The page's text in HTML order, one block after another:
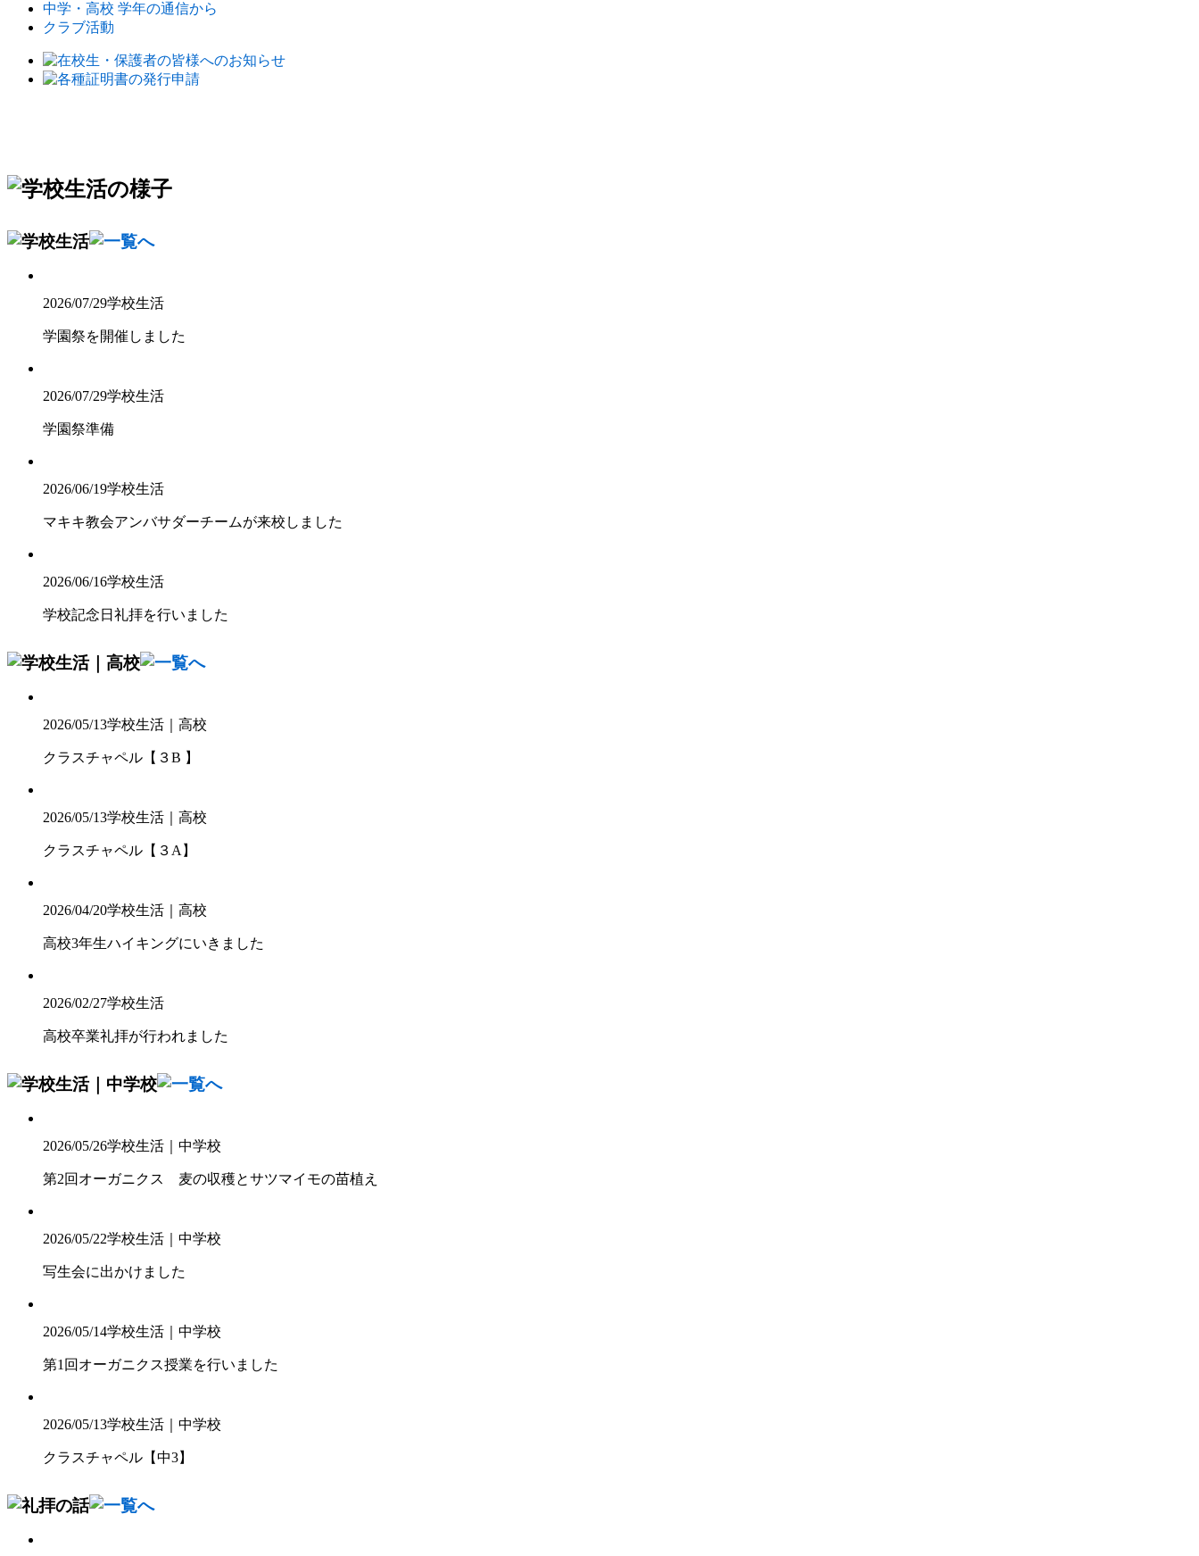
中学・高校 学年の通信から
クラブ活動
2026/07/29学校生活
学園祭を開催しました
2026/07/29学校生活
学園祭準備
2026/06/19学校生活
マキキ教会アンバサダーチームが来校しました
2026/06/16学校生活
学校記念日礼拝を行いました
2026/05/13学校生活｜高校
クラスチャペル【３B 】
2026/05/13学校生活｜高校
クラスチャペル【３A】
2026/04/20学校生活｜高校
高校3年生ハイキングにいきました
2026/02/27学校生活
高校卒業礼拝が行われました
2026/05/26学校生活｜中学校
第2回オーガニクス 麦の収穫とサツマイモの苗植え
2026/05/22学校生活｜中学校
写生会に出かけました
2026/05/14学校生活｜中学校
第1回オーガニクス授業を行いました
2026/05/13学校生活｜中学校
クラスチャペル【中3】